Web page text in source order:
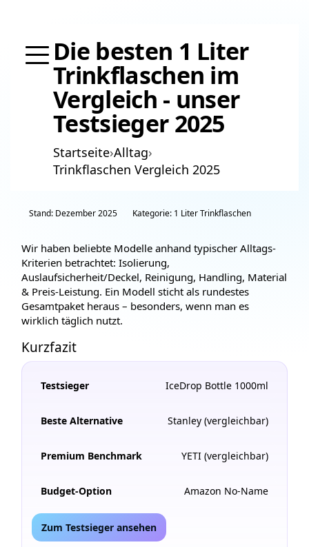
Die besten 1 Liter
Trinkflaschen im
Vergleich - unser
Testsieger 2025
Startseite›Alltag›
Trinkflaschen Vergleich 2025
Stand: Dezember 2025 Kategorie: 1 Liter Trinkflaschen
Wir haben beliebte Modelle anhand typischer Alltags-
Kriterien betrachtet: Isolierung,
Auslaufsicherheit/Deckel, Reinigung, Handling, Material
& Preis-Leistung. Ein Modell sticht als rundestes
Gesamtpaket heraus – besonders, wenn man es
wirklich täglich nutzt.
Kurzfazit
Testsieger IceDrop Bottle 1000ml
Beste Alternative Stanley (vergleichbar)
Premium Benchmark YETI (vergleichbar)
Budget-Option Amazon No-Name
Zum Testsieger ansehen